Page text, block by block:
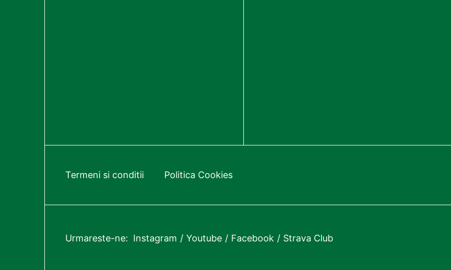
Termeni si conditii Politica Cookies
Urmareste-ne: Instagram Youtube Facebook Strava Club